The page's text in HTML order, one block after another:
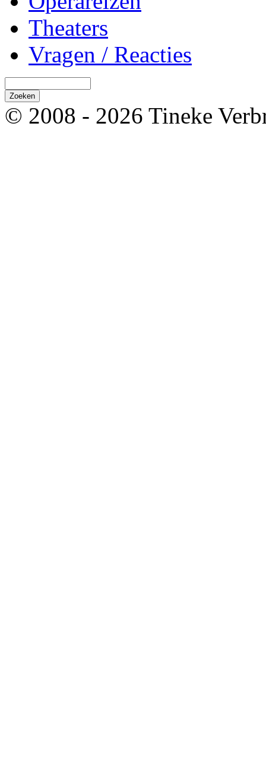
Theaters
Vragen / Reacties
© 2008 - 2026 Tineke